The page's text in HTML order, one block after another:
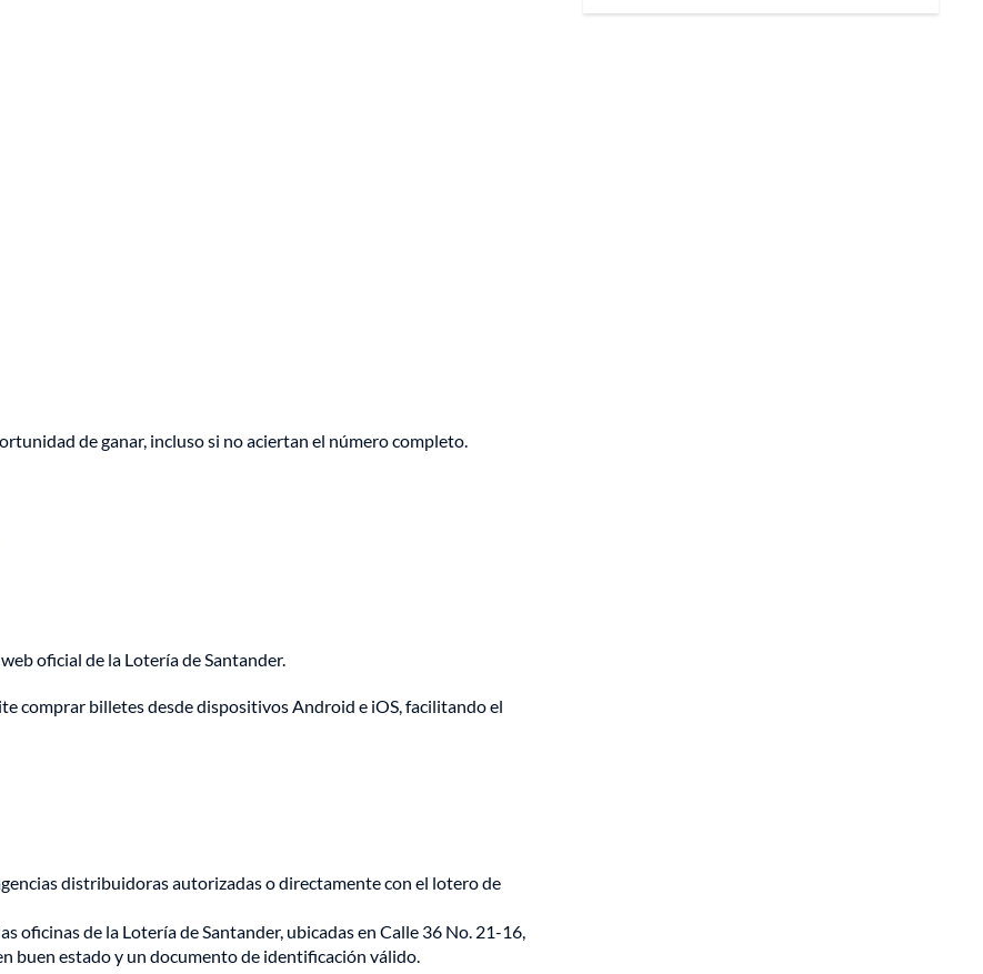
de ganar, incluso si no aciertan el número completo.
oficial de la Lotería de Santander.
comprar billetes desde dispositivos Android e iOS, facilitando el
distribuidoras autorizadas o directamente con el lotero de
oficinas de la Lotería de Santander, ubicadas en Calle 36 No. 21-16,
buen estado y un documento de identificación válido.